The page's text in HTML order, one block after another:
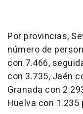
Por provincias,
número de
con 7.466,
con 3.735, Jaén
Granada con
Huelva con